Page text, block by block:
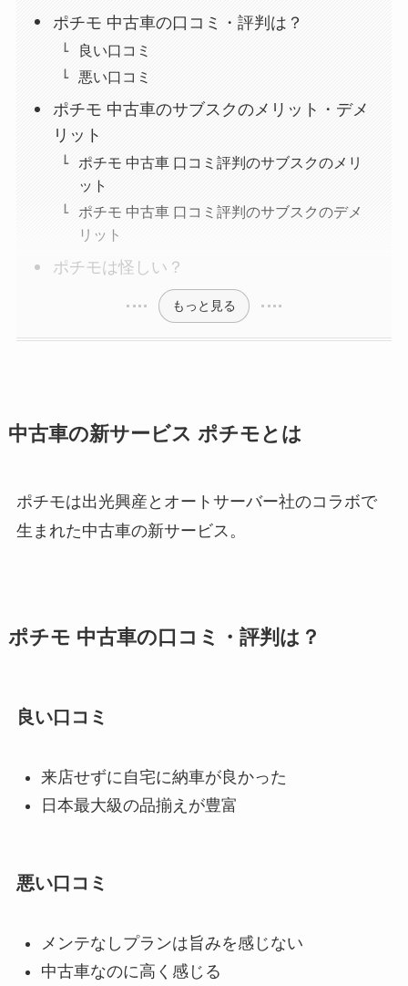
ポチモ 中古車の口コミ・評判は？
良い口コミ
悪い口コミ
ポチモ 中古車のサブスクのメリット・デメ
リット
ポチモ 中古車 口コミ評判のサブスクのメリ
ット
ポチモ 中古車 口コミ評判のサブスクのデメ
リット
ポチモは怪しい？
もっと見る
中古車の新サービス ポチモとは
ポチモは出光興産とオートサーバー社のコラボで
生まれた中古車の新サービス。
ポチモ 中古車の口コミ・評判は？
良い口コミ
来店せずに自宅に納車が良かった
日本最大級の品揃えが豊富
悪い口コミ
メンテなしプランは旨みを感じない
中古車なのに高く感じる